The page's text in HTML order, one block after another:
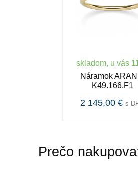
skladom, u vás
Náramok
K49.166.F1
2 145,00 € s
Prečo